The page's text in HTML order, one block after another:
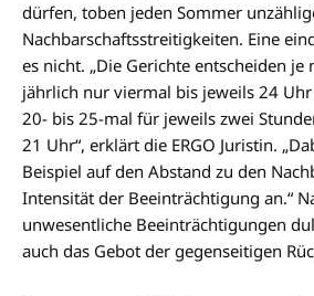
dürfen, toben jeden Sommer
Nachbarschaftsstreitigkeiten. Eine
es nicht. „Die Gerichte entscheiden je
jährlich nur viermal bis jeweils 24
20- bis 25-mal für jeweils zwei
21 Uhr“, erklärt die ERGO Juristin.
Beispiel auf den Abstand zu den
Intensität der Beeinträchtigung an.“
unwesentliche Beeinträchtigungen
auch das Gebot der gegenseitigen